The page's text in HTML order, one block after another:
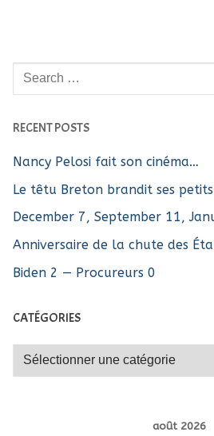
Rechercher
:
RECENT POSTS
Nancy Pelosi fait son cinéma…
Le têtu Breton brandit ses
December 7, September 11,
Anniversaire de la chute des
Biden 2 — Procureurs 0
CATÉGORIES
Catégories
août 2026